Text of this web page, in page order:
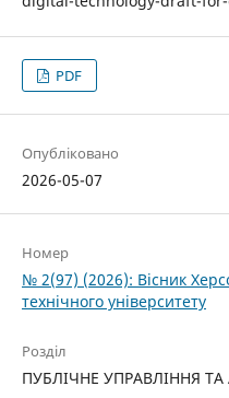
PDF
Опубліковано
2026-05-07
Номер
№ 2(97) (2026): Вісник
технічного університету
Розділ
ПУБЛІЧНЕ УПРАВЛІННЯ